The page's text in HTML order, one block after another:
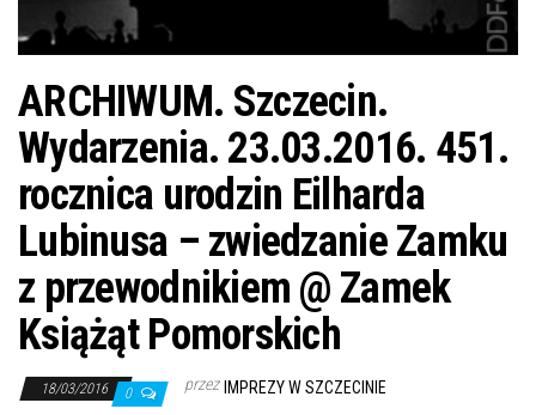
ARCHIWUM. Szczecin.
Wydarzenia. 23.03.2016. 451.
rocznica urodzin Eilharda
Lubinusa – zwiedzanie Zamku
z przewodnikiem @ Zamek
Książąt Pomorskich
18/03/2016 0 przez IMPREZY W SZCZECINIE